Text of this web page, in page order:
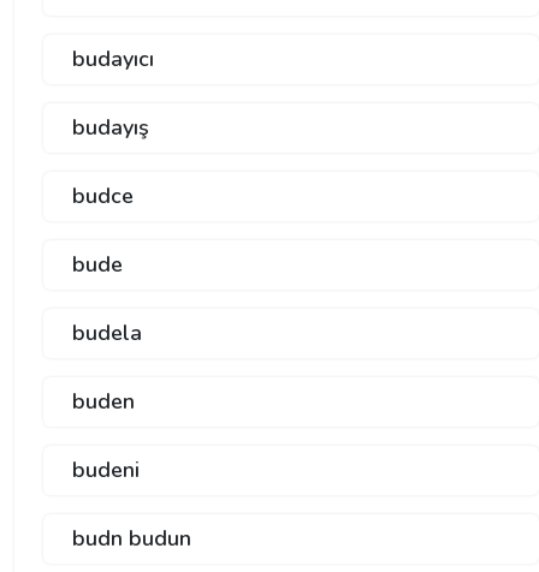
budayıcı
budayış
budce
bude
budela
buden
budeni
budn budun